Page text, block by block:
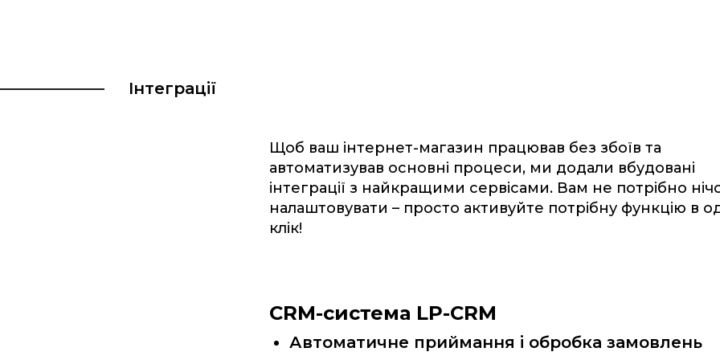
Інтеграції
Щоб ваш інтернет-магазин працював без збоїв та
автоматизував основні процеси, ми додали вбудовані
інтеграції з найкращими сервісами. Вам не потрібно
налаштовувати – просто активуйте потрібну функцію в
клік!
CRM-система LP-CRM
Автоматичне приймання і обробка замовлень